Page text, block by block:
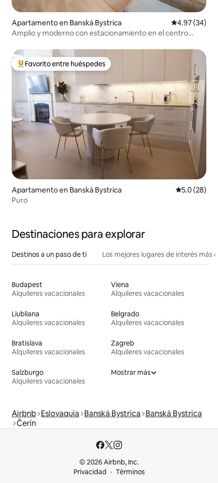
Apartamento en Banská Bystrica Calificación
4.97 (34)
Amplio y moderno con estacionamiento en el centro
Favorito entre huéspedes preferido
Favorito entre huéspedes
Apartamento en Banská Bystrica Calificación
5.0 (28)
Puro
Destinaciones para explorar
Destinos a un paso de ti Los mejores lugares de interés más
Budapest
Alquileres vacacionales
Viena
Alquileres vacacionales
Liubliana
Alquileres vacacionales
Belgrado
Alquileres vacacionales
Bratislava
Alquileres vacacionales
Zagreb
Alquileres vacacionales
Salzburgo
Alquileres vacacionales
Mostrar más
Airbnb Eslovaquia Banská Bystrica Banská Bystrica
Čerín
© 2026 Airbnb, Inc.
Privacidad
Términos